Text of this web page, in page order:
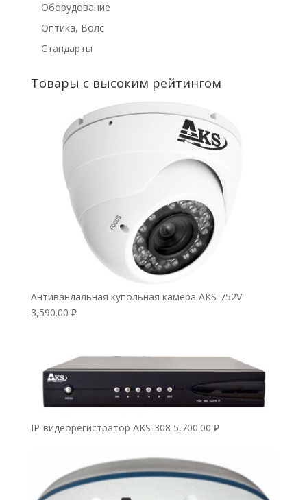
Оборудование
Оптика, Волс
Стандарты
Товары с высоким рейтингом
Антивандальная купольная камера AKS-752V
3,590.00 ₽
IP-видеорегистратор AKS-308 5,700.00 ₽